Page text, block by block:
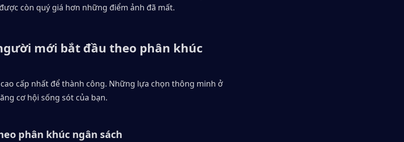
còn quý giá hơn những điểm ảnh đã mất.
mới bắt đầu theo phân khúc
cấp nhất để thành công. Những lựa chọn thông minh ở
cơ hội sống sót của bạn.
phân khúc ngân sách